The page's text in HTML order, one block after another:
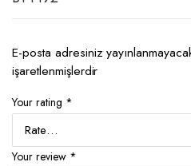
E-posta adresiniz
işaretlenmişlerdir
Your rating *
Your review *